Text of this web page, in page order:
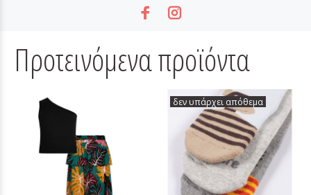
Προτεινόμενα προϊόντα
δεν υπάρχει απόθεμα